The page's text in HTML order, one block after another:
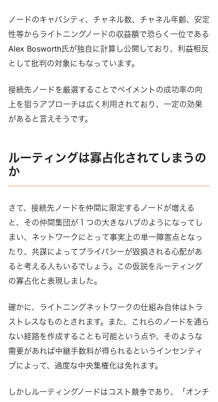
ノードのキャパシティ、チャネル数、チャネル年齢、安定
性等からライトニングノードの収益額で恐らく一位である
Alex Bosworth氏が独自に計算し公開しており、利益相反
として批判の対象にもなっています。
接続先ノードを厳選することでペイメントの成功率の向
上を狙うアプローチは広く利用されており、一定の効果
があると言えそうです。
ルーティングは寡占化されてしまうの
か
さて、接続先ノードを仲間に限定するノードが増える
と、その仲間集団が１つの大きなハブのようになってし
まい、ネットワークにとって事実上の単一障害点となっ
たり、共謀によってプライバシーが毀損される心配があ
ると考える人もいるでしょう。この仮説をルーティング
の寡占化と表現しました。
確かに、ライトニングネットワークの仕組み自体はトラ
ストレスなものとされます。また、これらのノードを通ら
ない経路を作成することも可能という点や、そのような
需要があれば中継手数料が得られるというインセンティ
ブによって、過度な中央集権化は免れます。
しかしルーティングノードはコスト競争であり、「オンチ